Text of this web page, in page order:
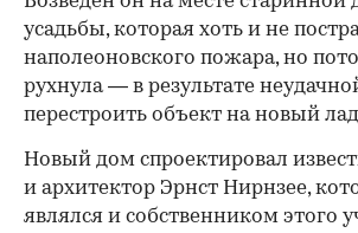
усадьбы, которая хоть и не
наполеоновского пожара, но
рухнула — в результате
перестроить объект на новый
Новый дом спроектировал
и архитектор Эрнст Нирнзее,
являлся и собственником этого